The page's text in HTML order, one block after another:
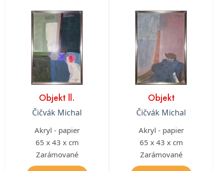
Objekt ll.
Čičvák Michal
Akryl - papier
65 x 43 x cm
Zarámované
Objekt
Čičvák Michal
Akryl - papier
65 x 43 x cm
Zarámované